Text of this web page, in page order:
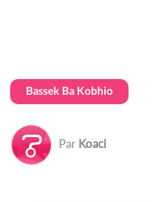
Bassek Ba Kobhio
Par Koaci